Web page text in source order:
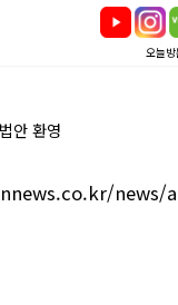
오늘
안 환영
news/